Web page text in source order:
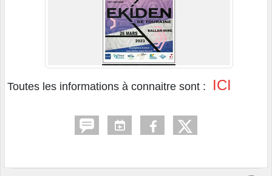
Toutes les informations à connaitre sont : ICI